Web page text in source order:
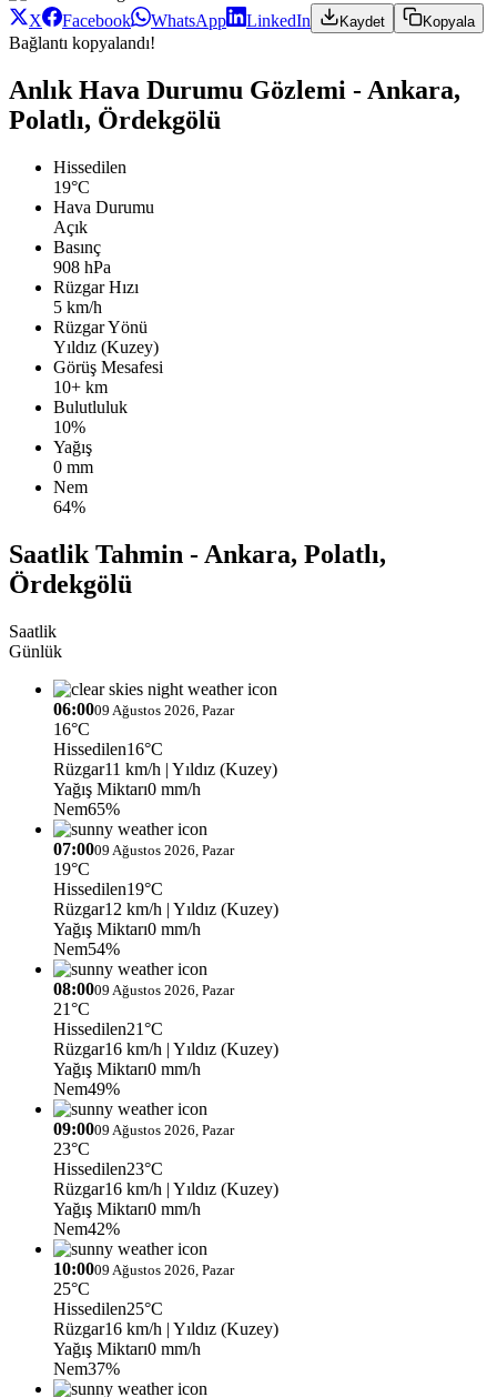
X Facebook WhatsApp LinkedIn Kaydet Kopyala
Bağlantı kopyalandı!
Anlık Hava Durumu Gözlemi - Ankara,
Polatlı, Ördekgölü
Hissedilen
19°C
Hava Durumu
Açık
Basınç
908 hPa
Rüzgar Hızı
5 km/h
Rüzgar Yönü
Yıldız (Kuzey)
Görüş Mesafesi
10+ km
Bulutluluk
10%
Yağış
0 mm
Nem
64%
Saatlik Tahmin - Ankara, Polatlı,
Ördekgölü
Saatlik
Günlük
06:0009 Ağustos 2026, Pazar
16°C
Hissedilen16°C
Rüzgar11 km/h | Yıldız (Kuzey)
Yağış Miktarı0 mm/h
Nem65%
07:0009 Ağustos 2026, Pazar
19°C
Hissedilen19°C
Rüzgar12 km/h | Yıldız (Kuzey)
Yağış Miktarı0 mm/h
Nem54%
08:0009 Ağustos 2026, Pazar
21°C
Hissedilen21°C
Rüzgar16 km/h | Yıldız (Kuzey)
Yağış Miktarı0 mm/h
Nem49%
09:0009 Ağustos 2026, Pazar
23°C
Hissedilen23°C
Rüzgar16 km/h | Yıldız (Kuzey)
Yağış Miktarı0 mm/h
Nem42%
10:0009 Ağustos 2026, Pazar
25°C
Hissedilen25°C
Rüzgar16 km/h | Yıldız (Kuzey)
Yağış Miktarı0 mm/h
Nem37%